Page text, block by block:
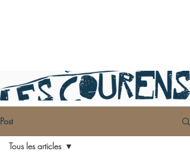
Post
Tous les articles